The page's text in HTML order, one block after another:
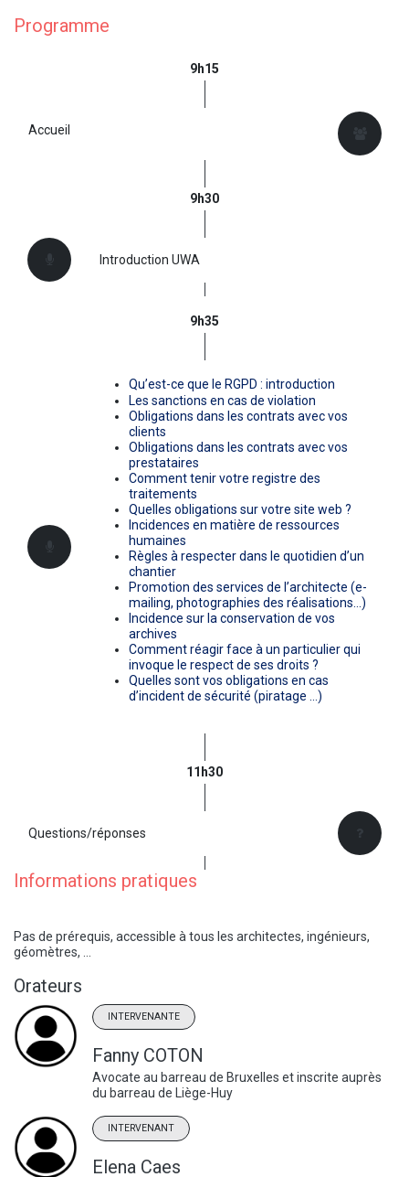
Programme
9h15
Accueil
9h30
Introduction UWA
9h35
Qu’est-ce que le RGPD : introduction
Les sanctions en cas de violation
Obligations dans les contrats avec vos
clients
Obligations dans les contrats avec vos
prestataires
Comment tenir votre registre des
traitements
Quelles obligations sur votre site web ?
Incidences en matière de ressources
humaines
Règles à respecter dans le quotidien d’un
chantier
Promotion des services de l’architecte (e-
mailing, photographies des réalisations…)
Incidence sur la conservation de vos
archives
Comment réagir face à un particulier qui
invoque le respect de ses droits ?
Quelles sont vos obligations en cas
d’incident de sécurité (piratage …)
11h30
Questions/réponses
Informations pratiques
Pas de prérequis, accessible à tous les architectes, ingénieurs,
géomètres, …
Orateurs
INTERVENANTE
Fanny COTON
Avocate au barreau de Bruxelles et inscrite auprès
du barreau de Liège-Huy
INTERVENANT
Elena Caes